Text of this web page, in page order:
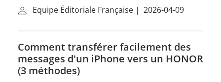
Equipe Éditoriale Française | 2026-04-09
Comment transférer facilement des
messages d'un iPhone vers un HONOR
(3 méthodes)